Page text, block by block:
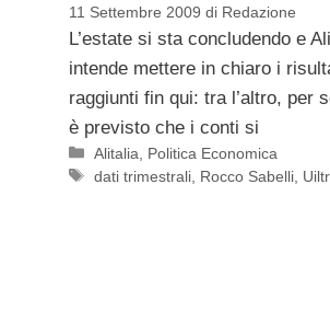
11 Settembre 2009 di Redazione
L’estate si sta concludendo e
intende mettere in chiaro i
raggiunti fin qui: tra l’altro, per
è previsto che i conti si
Categorie
Alitalia
Politica Economica
Tag
dati trimestrali Rocco Sabelli